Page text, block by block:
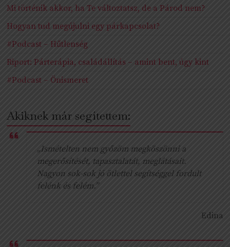
Mi történik akkor, ha Te változtatsz, de a Párod nem?
Hogyan tud megújulni egy párkapcsolat?
#Podcast – Hűtlenség
Riport: Párterápia, családállítás – amint bent, úgy kint
#Podcast – Önismeret
Akiknek már segítettem:
„Ismételten nem győzöm megköszönni a
megerősítését, tapasztalatát, meglátásait.
Nagyon sok-sok jó ötlettel segítséggel fordult
felénk és felém.”
Edina